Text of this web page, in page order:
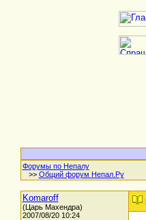
Форумы по Непалу
>> Общий форум Непал.Ру
Komaroff
(Царь Махендра)
2007/08/20 10:24